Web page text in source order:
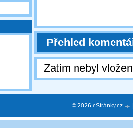
Přehled
Zatím nebyl
© 2026 eStránky.cz